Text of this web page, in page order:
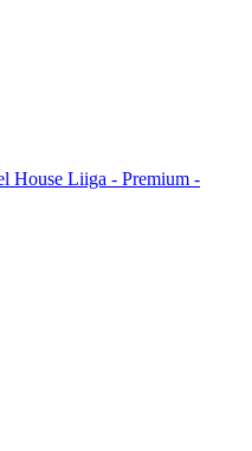
House Liiga - Premium -